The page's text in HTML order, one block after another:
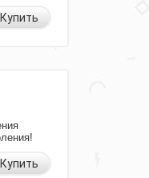
Купить
Купить